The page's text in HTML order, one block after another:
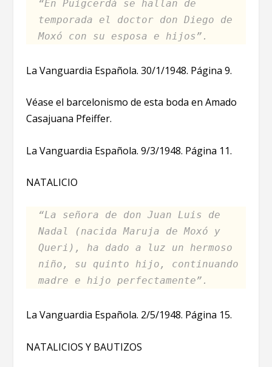
“En Puigcerdà se hallan de
temporada el doctor don Diego de
Moxó con su esposa e hijos”.
La Vanguardia Española. 30/1/1948. Página 9.
Véase el barcelonismo de esta boda en Amado
Casajuana Pfeiffer.
La Vanguardia Española. 9/3/1948. Página 11.
NATALICIO
“La señora de don Juan Luis de
Nadal (nacida Maruja de Moxó y
Queri), ha dado a luz un hermoso
niño, su quinto hijo, continuando
madre e hijo perfectamente”.
La Vanguardia Española. 2/5/1948. Página 15.
NATALICIOS Y BAUTIZOS